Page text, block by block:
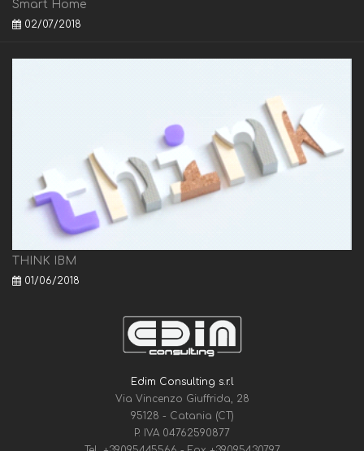
Smart Home
02/07/2018
THINK IBM
01/06/2018
Edim Consulting s.r.l
Via Vincenzo Giuffrida, 28
95128 - Catania (CT)
P. IVA 04762590877